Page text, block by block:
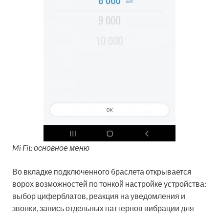
Mi Fit: основное меню
Во вкладке подключенного браслета открывается
ворох возможностей по тонкой настройке устройства:
выбор циферблатов, реакция на уведомления и
звонки, запись отдельных паттернов вибрации для